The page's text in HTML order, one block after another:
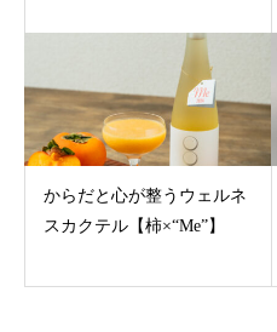
からだと心が整うウェルネ
スカクテル【柿×“Me”】